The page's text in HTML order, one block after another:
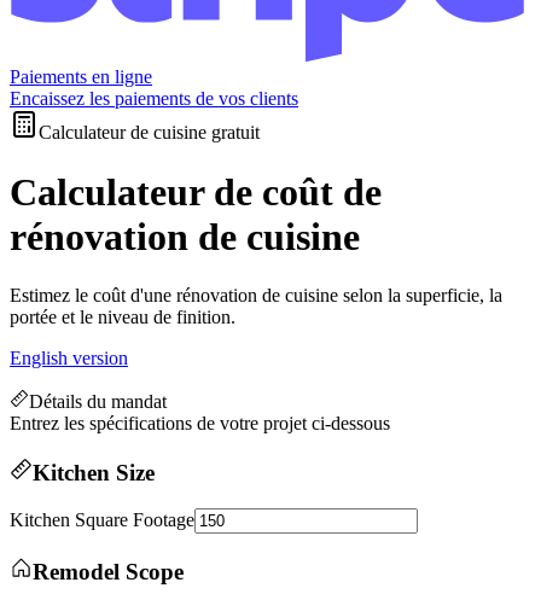
Paiements en ligne
Encaissez les paiements de vos clients
Calculateur de cuisine gratuit
Calculateur de coût de
rénovation de cuisine
Estimez le coût d'une rénovation de cuisine selon la superficie, la
portée et le niveau de finition.
English version
Détails du mandat
Entrez les spécifications de votre projet ci-dessous
Kitchen Size
Kitchen Square Footage
Remodel Scope